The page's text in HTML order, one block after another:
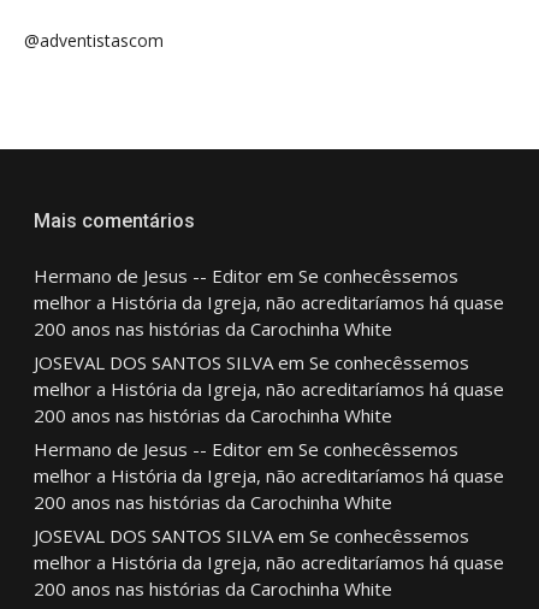
@adventistascom
Mais comentários
Hermano de Jesus -- Editorem Se conhecêssemos
melhor a História da Igreja, não acreditaríamos há quase
200 anos nas histórias da Carochinha White
JOSEVAL DOS SANTOS SILVAem Se conhecêssemos
melhor a História da Igreja, não acreditaríamos há quase
200 anos nas histórias da Carochinha White
Hermano de Jesus -- Editorem Se conhecêssemos
melhor a História da Igreja, não acreditaríamos há quase
200 anos nas histórias da Carochinha White
JOSEVAL DOS SANTOS SILVAem Se conhecêssemos
melhor a História da Igreja, não acreditaríamos há quase
200 anos nas histórias da Carochinha White